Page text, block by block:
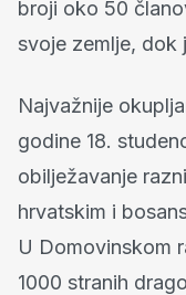
broji oko 50
svoje zemlje,
Najvažnije
godine 18.
obilježavanje
hrvatskim i
U Domovinskom
1000 stranih